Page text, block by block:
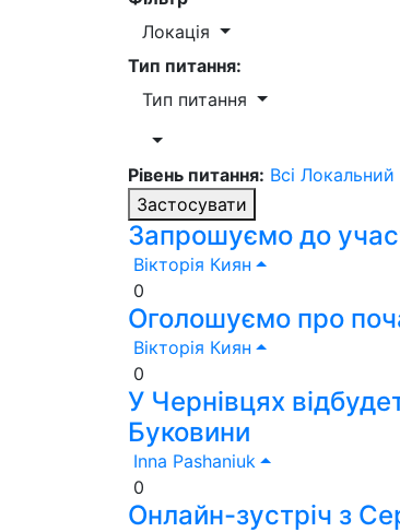
Локація
Тип питання:
Тип питання
Рівень питання: Всі Локальний
Застосувати
Запрошуємо до
Вікторія Киян
0
Оголошуємо про
Вікторія Киян
0
У Чернівцях
Буковини
Inna Pashaniuk
0
Онлайн-зустріч з